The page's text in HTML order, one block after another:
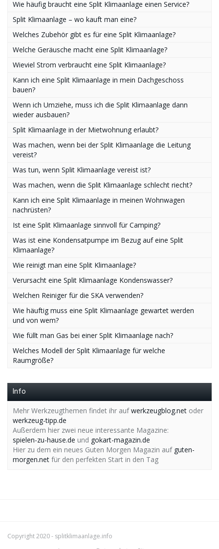
Wie häufig braucht eine Split Klimaanlage einen Service?
Split Klimaanlage – wo kauft man eine?
Welches Zubehör gibt es für eine Split Klimaanlage?
Welche Geräusche macht eine Split Klimaanlage?
Wieviel Strom verbraucht eine Split Klimaanlage?
Kann ich eine Split Klimaanlage in mein Dachgeschoss
bauen?
Wenn ich Umziehe, muss ich die Split Klimaanlage dann
wieder ausbauen?
Split Klimaanlage in der Mietwohnung erlaubt?
Was machen, wenn bei der Split Klimaanlage die Leitung
vereist?
Was tun, wenn Split Klimaanlage vereist ist?
Was machen, wenn die Split Klimaanlage schlecht riecht?
Kann ich eine Split Klimaanlage in meinen Wohnwagen
nachrüsten?
Ist eine Split Klimaanlage sinnvoll für Camping?
Was ist eine Kondensatpumpe im Bezug auf eine Split
Klimaanlage?
Wie reinigt man eine Split Klimaanlage?
Verursacht eine Split Klimaanlage Kondenswasser?
Welchen Reiniger für die SKA verwenden?
Wie häuftig muss eine Split Klimaanlage gewartet werden
und von wem?
Wie füllt man Gas bei einer Split Klimaanlage nach?
Welches Modell der Split Klimaanlage für welche
Raumgröße?
Info
Mehr Werkzeugthemen findet ihr aufwerkzeugblog.net oder
werkzeug-tipp.de
Außerdem hier zwei neue interessante Magazine:
spielen-zu-hause.de und gokart-magazin.de
Hier zu dem ein neues Guten Morgen Magazin auf guten-
morgen.net für den perfekten Start in den Tag
Copyright 2020 - splitklimaanlage.info